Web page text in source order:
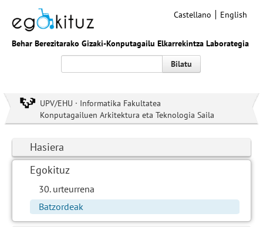
Behar Berezitarako Gizaki-Konputagailu Elkarrekintza Laborategia
Castellano English
Bilatu
UPV/EHU · Informatika Fakultatea
Konputagailuen Arkitektura eta Teknologia Saila
Hasiera
Egokituz
30. urteurrena
Batzordeak